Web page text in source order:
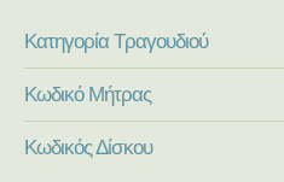
Κατηγορία Τραγουδιού
Κωδικό Μήτρας
Κωδικός Δίσκου